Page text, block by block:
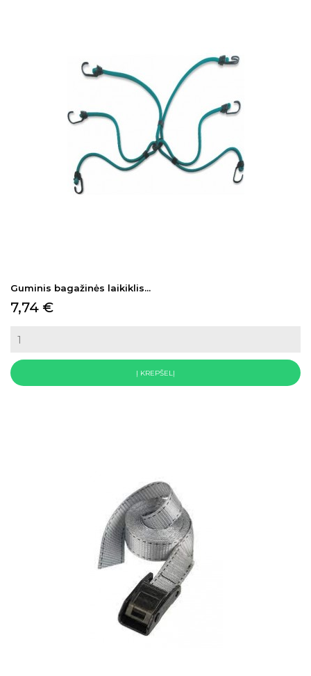
Guminis bagažinės laikiklis...
Kaina
7,74 €
Į KREPŠELĮ